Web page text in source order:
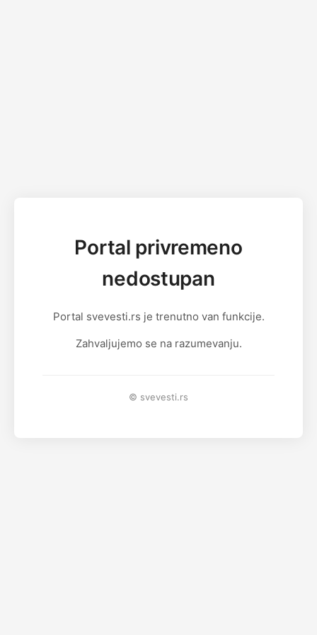
Portal privremeno
nedostupan
Portal svevesti.rs je trenutno van funkcije.
Zahvaljujemo se na razumevanju.
© svevesti.rs